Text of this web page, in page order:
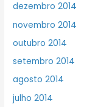
dezembro 2014
novembro 2014
outubro 2014
setembro 2014
agosto 2014
julho 2014